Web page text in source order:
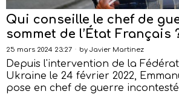
Qui conseille le chef de
sommet de l’État Français
25 mars 2024 23:27 by Javier Martinez
Depuis l'intervention de la
Ukraine le 24 février 2022,
pose en chef de guerre